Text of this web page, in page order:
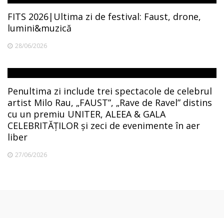
FITS 2026|Ultima zi de festival: Faust, drone,
lumini&muzică
28/06/2026
Penultima zi include trei spectacole de celebrul
artist Milo Rau, „FAUST”, „Rave de Ravel” distins
cu un premiu UNITER, ALEEA & GALA
CELEBRITĂȚILOR și zeci de evenimente în aer
liber
27/06/2026